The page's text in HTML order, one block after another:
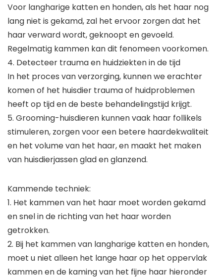
Voor langharige katten en honden, als het haar nog
lang niet is gekamd, zal het ervoor zorgen dat het
haar verward wordt, geknoopt en gevoeld.
Regelmatig kammen kan dit fenomeen voorkomen.
4. Detecteer trauma en huidziekten in de tijd
In het proces van verzorging, kunnen we erachter
komen of het huisdier trauma of huidproblemen
heeft op tijd en de beste behandelingstijd krijgt.
5. Grooming-huisdieren kunnen vaak haar follikels
stimuleren, zorgen voor een betere haardekwaliteit
en het volume van het haar, en maakt het maken
van huisdierjassen glad en glanzend.
Kammende techniek:
1. Het kammen van het haar moet worden gekamd
en snel in de richting van het haar worden
getrokken.
2. Bij het kammen van langharige katten en honden,
moet u niet alleen het lange haar op het oppervlak
kammen en de kaming van het fijne haar hieronder